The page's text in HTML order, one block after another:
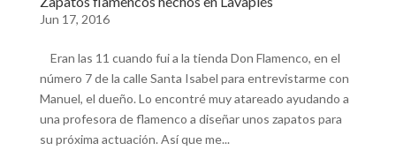
Jun 17, 2016
Eran las 11 cuando fui a la tienda Don Flamenco, en el
número 7 de la calle Santa Isabel para entrevistarme con
Manuel, el dueño. Lo encontré muy atareado ayudando a
una profesora de flamenco a diseñar unos zapatos para
su próxima actuación. Así que me...